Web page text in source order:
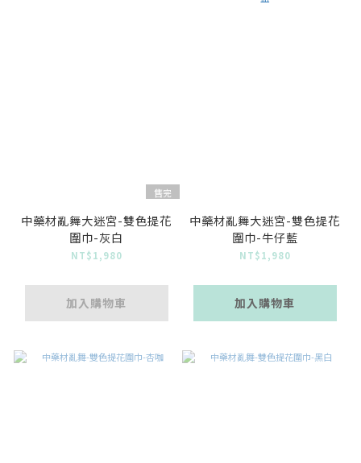
售完
中藥材亂舞大迷宮-雙色提花
圍巾-灰白
NT$1,980
加入購物車
中藥材亂舞大迷宮-雙色提花
圍巾-牛仔藍
NT$1,980
加入購物車